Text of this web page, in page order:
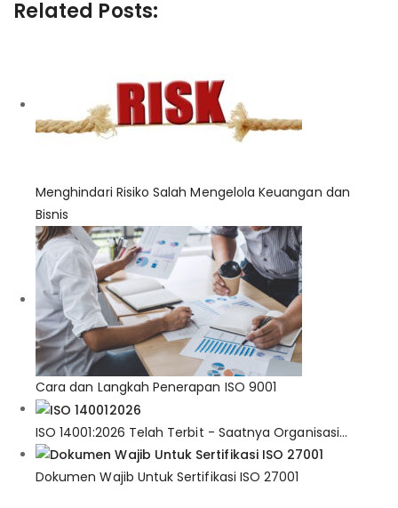
Related Posts:
Menghindari Risiko Salah Mengelola Keuangan dan
Bisnis
Cara dan Langkah Penerapan ISO 9001
ISO 14001:2026 Telah Terbit - Saatnya Organisasi…
Dokumen Wajib Untuk Sertifikasi ISO 27001